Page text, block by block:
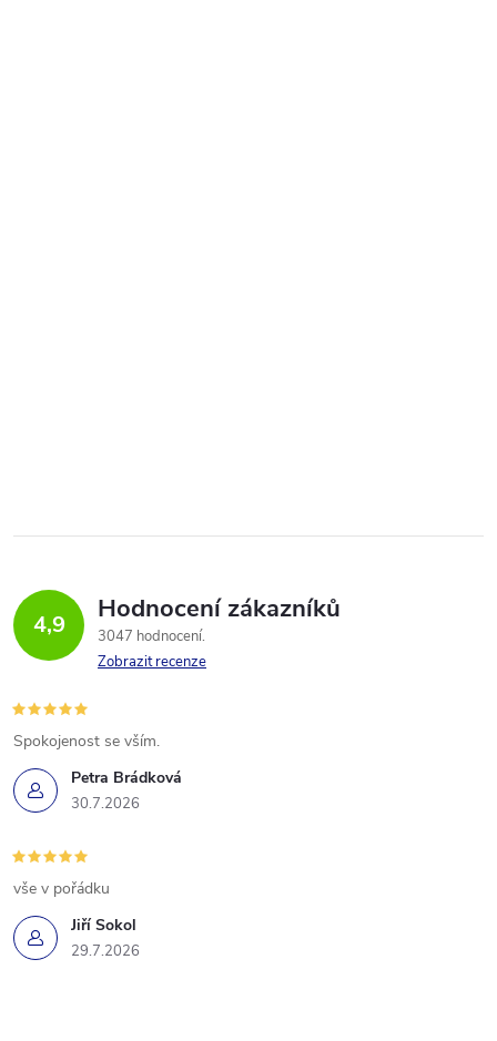
4,9 Hodnocení zákazníků
3047 hodnocení
Zobrazit recenze
Petra Brádková
30.7.2026
Spokojenost se vším.
Jiří Sokol
29.7.2026
vše v pořádku